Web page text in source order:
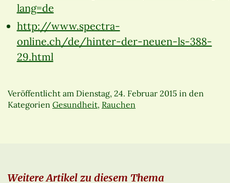
lang=de
http://www.spectra-
online.ch/de/hinter-der-neuen-ls-388-
29.html
Veröffentlicht am Dienstag, 24. Februar 2015 in den
Kategorien Gesundheit, Rauchen
Weitere Artikel zu diesem Thema